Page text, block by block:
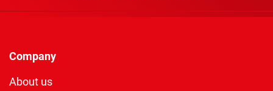
Company
About us